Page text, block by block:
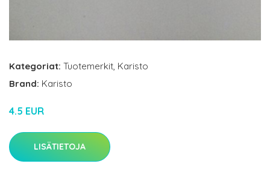
Kategoriat: Tuotemerkit Karisto
Brand: Karisto
4.5 EUR
LISÄTIETOJA